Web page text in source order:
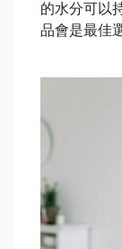
的水分可以
品會是最佳